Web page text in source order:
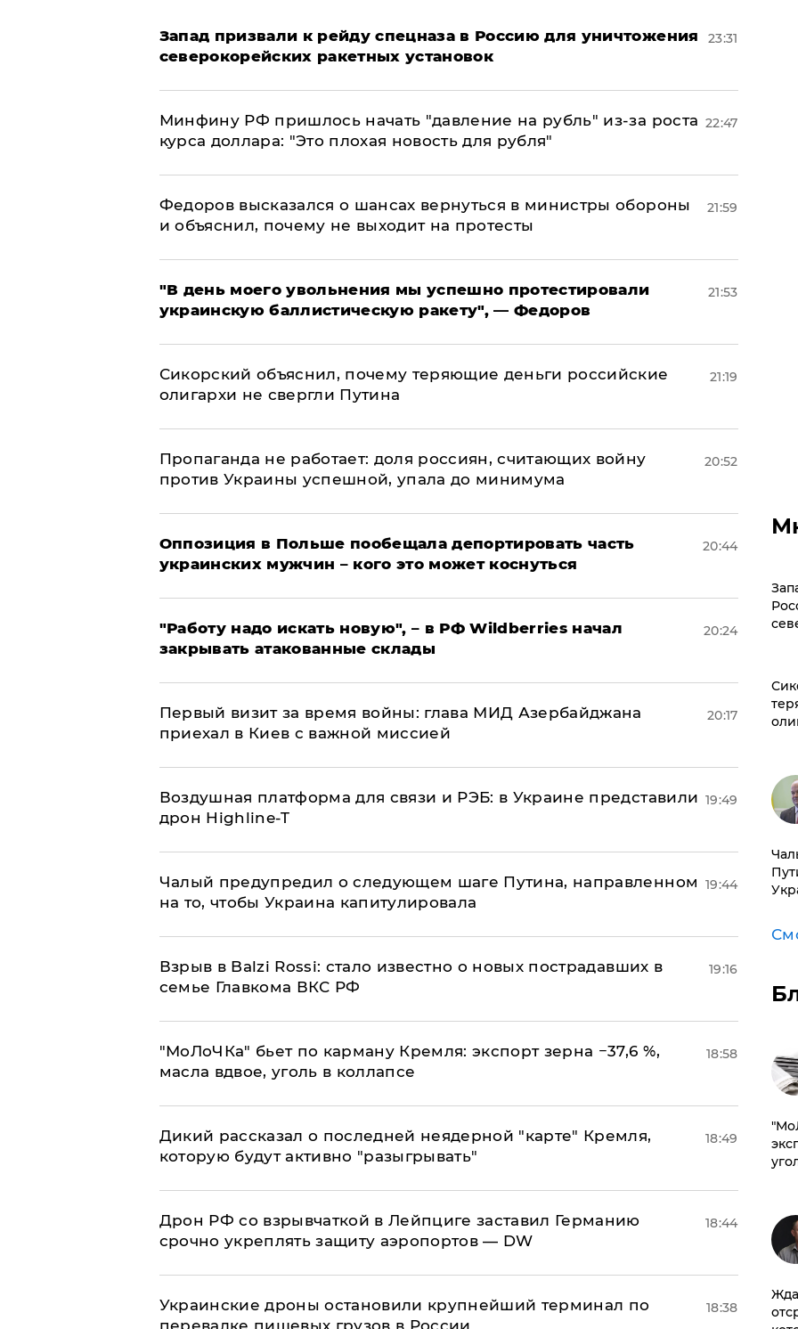
Запад призвали к рейду спецназа в Россию для уничтожения
северокорейских ракетных установок
23:31
Минфину РФ пришлось начать "давление на рубль" из-за роста
курса доллара: "Это плохая новость для рубля"
22:47
Федоров высказался о шансах вернуться в министры обороны
и объяснил, почему не выходит на протесты
21:59
​"В день моего увольнения мы успешно протестировали
украинскую баллистическую ракету", — Федоров
21:53
Сикорский объяснил, почему теряющие деньги российские
олигархи не свергли Путина
21:19
​Пропаганда не работает: доля россиян, считающих войну
против Украины успешной, упала до минимума
20:52
Оппозиция в Польше пообещала депортировать часть
украинских мужчин – кого это может коснуться
20:44
"Работу надо искать новую", – в РФ Wildberries начал
закрывать атакованные склады
20:24
Первый визит за время войны: глава МИД Азербайджана
приехал в Киев с важной миссией
20:17
Воздушная платформа для связи и РЭБ: в Украине представили
дрон Highline-T
19:49
Чалый предупредил о следующем шаге Путина, направленном
на то, чтобы Украина капитулировала
19:44
Взрыв в Balzi Rossi: стало известно о новых пострадавших в
семье Главкома ВКС РФ
19:16
​"МоЛоЧКа" бьет по карману Кремля: экспорт зерна −37,6 %,
масла вдвое, уголь в коллапсе
18:58
Дикий рассказал о последней неядерной "карте" Кремля,
которую будут активно "разыгрывать"
18:49
​Дрон РФ со взрывчаткой в Лейпциге заставил Германию
срочно укреплять защиту аэропортов — DW
18:44
Украинские дроны остановили крупнейший терминал по
18:38